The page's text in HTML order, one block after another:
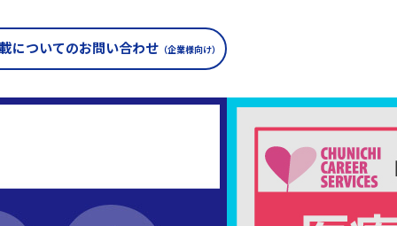
についてのお問い合わせ （企業様向け）